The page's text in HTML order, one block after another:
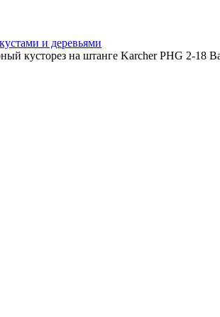
и деревьями
кусторез на штанге Karcher PHG 2-18